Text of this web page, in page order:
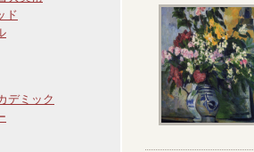
ド
デミック